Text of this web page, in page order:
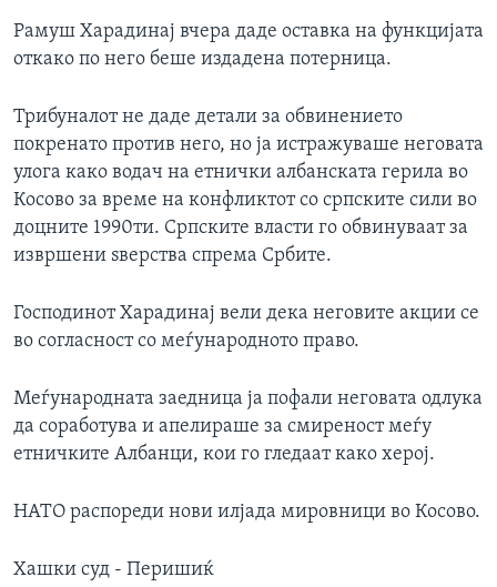
УМЕТНОСТ И ЗАБАВА
Јазици
Рамуш Харадинај вчера даде оставка на функцијата
откако по него беше издадена потерница.
Трибуналот не даде детали за обвинението
покренато против него, но ја истражуваше неговата
улога како водач на етнички албанската герила во
Косово за време на конфликтот со српските сили во
доцните 1990ти. Српските власти го обвинуваат за
извршени ѕверства спрема Србите.
Господинот Харадинај вели дека неговите акции се
во согласност со меѓународното право.
Меѓународната заедница ја пофали неговата одлука
да соработува и апелираше за смиреност меѓу
етничките Албанци, кои го гледаат како херој.
НАТО распореди нови илјада мировници во Косово.
Хашки суд - Перишиќ